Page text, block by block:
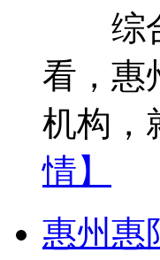
综合
看，惠
机构，
情】
惠州惠